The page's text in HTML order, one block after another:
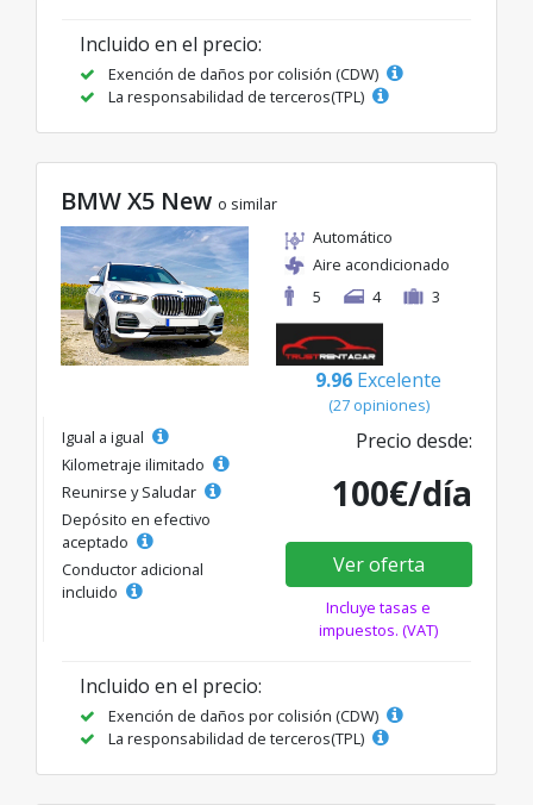
Incluido en el precio:
Exención de daños por colisión (CDW)
La responsabilidad de terceros(TPL)
BMW X5 New o similar
Automático
Aire acondicionado
5
4 3
9.96 Excelente
(27 opiniones)
Igual a igual
Kilometraje ilimitado
Reunirse y Saludar
Depósito en efectivo
aceptado
Conductor adicional
incluido
Precio desde:
100€/día
Ver oferta
Incluye tasas e
impuestos. (VAT)
Incluido en el precio:
Exención de daños por colisión (CDW)
La responsabilidad de terceros(TPL)